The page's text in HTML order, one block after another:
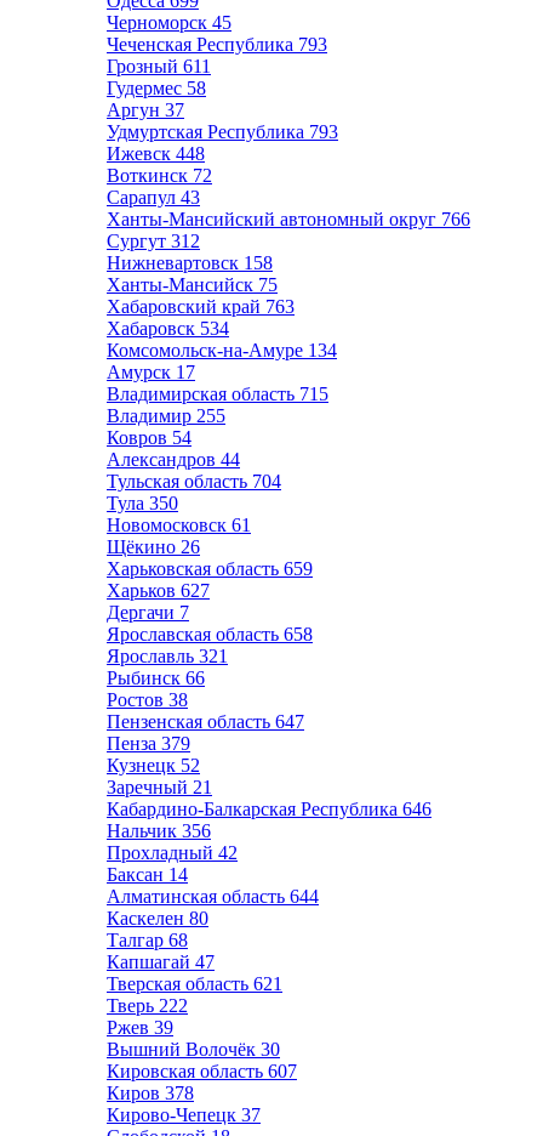
Черноморск 45
Чеченская Республика 793
Грозный 611
Гудермес 58
Аргун 37
Удмуртская Республика 793
Ижевск 448
Воткинск 72
Сарапул 43
Ханты-Мансийский автономный округ 766
Сургут 312
Нижневартовск 158
Ханты-Мансийск 75
Хабаровский край 763
Хабаровск 534
Комсомольск-на-Амуре 134
Амурск 17
Владимирская область 715
Владимир 255
Ковров 54
Александров 44
Тульская область 704
Тула 350
Новомосковск 61
Щёкино 26
Харьковская область 659
Харьков 627
Дергачи 7
Ярославская область 658
Ярославль 321
Рыбинск 66
Ростов 38
Пензенская область 647
Пенза 379
Кузнецк 52
Заречный 21
Кабардино-Балкарская Республика 646
Нальчик 356
Прохладный 42
Баксан 14
Алматинская область 644
Каскелен 80
Талгар 68
Капшагай 47
Тверская область 621
Тверь 222
Ржев 39
Вышний Волочёк 30
Кировская область 607
Киров 378
Кирово-Чепецк 37